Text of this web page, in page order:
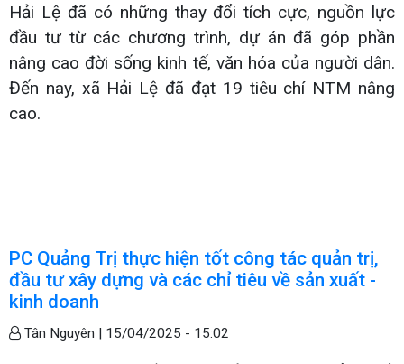
Hải Lệ đã có những thay đổi tích cực, nguồn lực
đầu tư từ các chương trình, dự án đã góp phần
nâng cao đời sống kinh tế, văn hóa của người dân.
Đến nay, xã Hải Lệ đã đạt 19 tiêu chí NTM nâng
cao.
PC Quảng Trị thực hiện tốt công tác quản trị,
đầu tư xây dựng và các chỉ tiêu về sản xuất -
kinh doanh
Tân Nguyên | 15/04/2025 - 15:02